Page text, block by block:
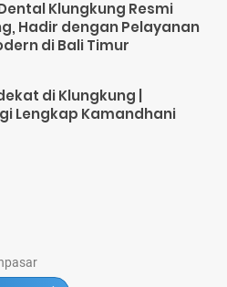
Klungkung Resmi
Hadir dengan Pelayanan
di Bali Timur
di Klungkung |
Lengkap Kamandhani